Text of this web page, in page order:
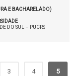
E BACHARELADO)
DO SUL – PUCRS
3 4 5